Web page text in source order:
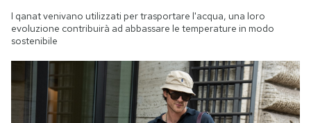
I qanat venivano utilizzati per trasportare l'acqua, una loro
evoluzione contribuirà ad abbassare le temperature in modo
sostenibile